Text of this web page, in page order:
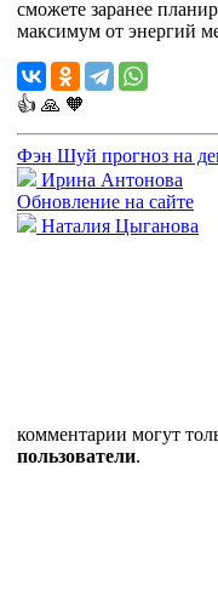
сможете заранее
максимум от энергий
👍 🙏 🧡
Фэн Шуй прогноз на
Ирина Антонова
Обновление на сайте
Наталия Цыганова
комментарии могут
пользователи.